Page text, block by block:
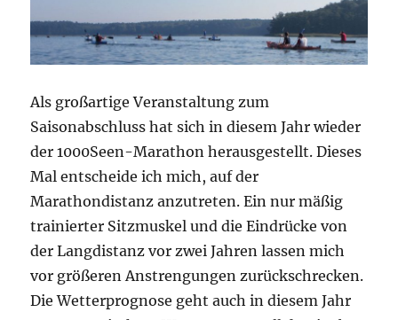
Als großartige Veranstaltung zum
Saisonabschluss hat sich in diesem Jahr wieder
der 1000Seen-Marathon herausgestellt. Dieses
Mal entscheide ich mich, auf der
Marathondistanz anzutreten. Ein nur mäßig
trainierter Sitzmuskel und die Eindrücke von
der Langdistanz vor zwei Jahren lassen mich
vor größeren Anstrengungen zurückschrecken.
Die Wetterprognose geht auch in diesem Jahr